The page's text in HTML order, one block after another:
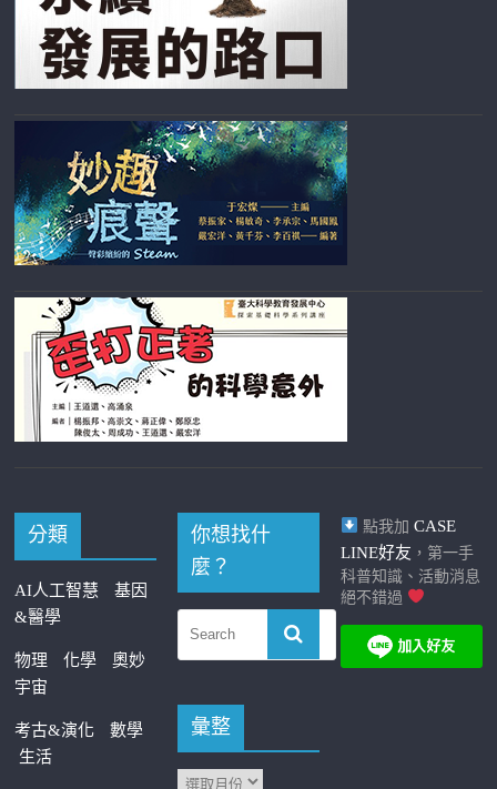
分類
AI人工智慧
基因
&醫學
物理 化學
奧妙
宇宙
考古&演化
數學
生活
你想找什
麼？
彙整
點我加 CASE
LINE好友 ，第一手
科普知識、活動消息
絕不錯過